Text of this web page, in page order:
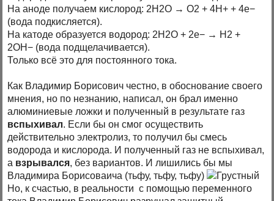
На аноде получаем кислород: 2H2O → O2 + 4H+ + 4e−
(вода подкисляется).
На катоде образуется водород: 2H2O + 2e− → H2 +
2OH− (вода подщелачивается).
Только всё это для постоянного тока.
Как Владимир Борисович честно, в обоснование своего
мнения, но по незнанию, написал, он брал именно
алюминиевые ложки и полученный в результате газ
вспыхивал. Если бы он смог осуществить
действительно электролиз, то получил бы смесь
водорода и кислорода. И полученный газ не вспыхивал,
а взрывался, без вариантов. И лишились бы мы
Владимира Борисоваича (тьфу, тьфу, тьфу)
Но, к счастью, в реальности с помощью переменного